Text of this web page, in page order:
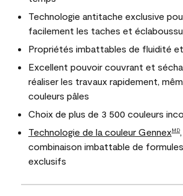
Technologie antitache exclusive
facilement les taches et
Propriétés imbattables de fluidité
Excellent pouvoir couvrant et
réaliser les travaux rapidement,
couleurs pâles
Choix de plus de 3 500 couleurs
Technologie de la couleur GennexMD
combinaison imbattable de
exclusifs